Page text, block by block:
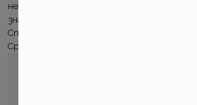
независимо от това дали ще бъде
знаете? Зелената карта не е
Старите числа по новите условия на ОЗК
Сравнявайте!